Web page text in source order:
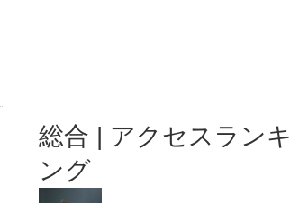
総合 | アクセスランキ
ング